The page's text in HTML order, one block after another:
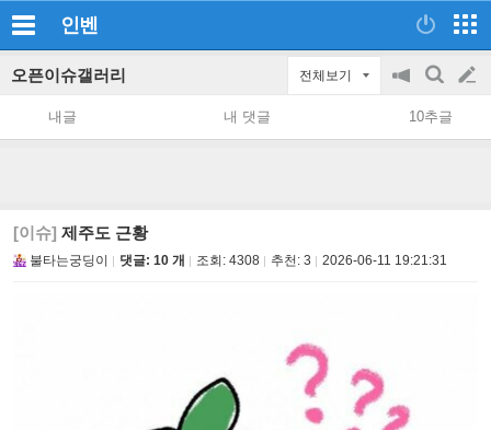
인벤
오픈이슈갤러리 전체보기
공
지
on/off
검
색
글
쓰
내글 내 댓글 10추글
[이슈] 제주도 근황
불타는궁딩이 댓글: 10 개 조회: 4308 추천: 3 2026-06-11 19:21:31